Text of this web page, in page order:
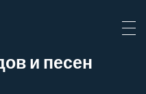
и песен